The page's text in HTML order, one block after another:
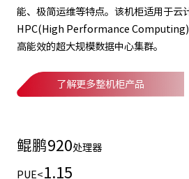
能、极简运维等特点。该机柜适用于云
HPC(High Performance Computing)
高能效的超大规模数据中心集群。
了解更多整机柜产品
鲲鹏920处理器
PUE< 1.15